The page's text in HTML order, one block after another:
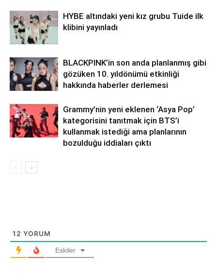
HYBE altındaki yeni kız grubu Tuide ilk
klibini yayınladı
BLACKPINK’in son anda planlanmış gibi
gözüken 10. yıldönümü etkinliği
hakkında haberler derlemesi
Grammy’nin yeni eklenen ‘Asya Pop’
kategorisini tanıtmak için BTS’i
kullanmak istediği ama planlarının
bozulduğu iddiaları çıktı
12 YORUM
Eskiler